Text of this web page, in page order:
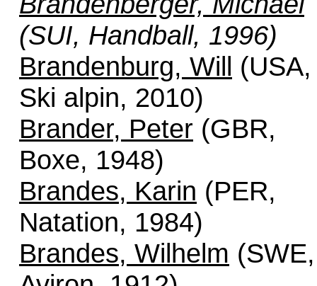
(SUI, Handball, 1996)
Brandenburg, Will (USA,
Ski alpin, 2010)
Brander, Peter (GBR,
Boxe, 1948)
Brandes, Karin (PER,
Natation, 1984)
Brandes, Wilhelm (SWE,